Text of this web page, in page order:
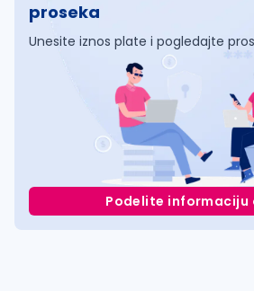
proseka
Unesite iznos plate i pogledajte
Podelite informaciju